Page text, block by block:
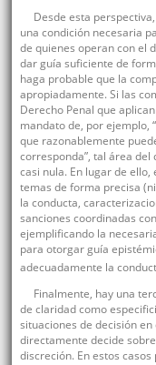
Desde esta
una condición necesaria
de quienes operan con el
dar guía suficiente de
haga probable que la
apropiadamente. Si las
Derecho Penal que
mandato de, por ejemplo,
que razonablemente
corresponda”, tal área
casi nula. En lugar de
temas de forma precisa
la conducta,
sanciones coordinadas
ejemplificando la
para otorgar guía
adecuadamente la
Finalmente, hay una
de claridad como
situaciones de decisión
directamente decide
discreción. En estos